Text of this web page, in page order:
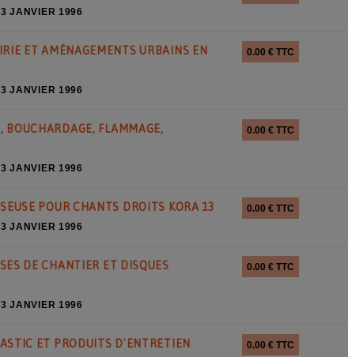
JANVIER 1996
ET AMÉNAGEMENTS URBAINS EN
JANVIER 1996
0.00 € TTC
BOUCHARDAGE, FLAMMAGE,
JANVIER 1996
0.00 € TTC
POUR CHANTS DROITS KORA 13
JANVIER 1996
0.00 € TTC
DE CHANTIER ET DISQUES
JANVIER 1996
0.00 € TTC
ET PRODUITS D'ENTRETIEN 0.00 € TTC